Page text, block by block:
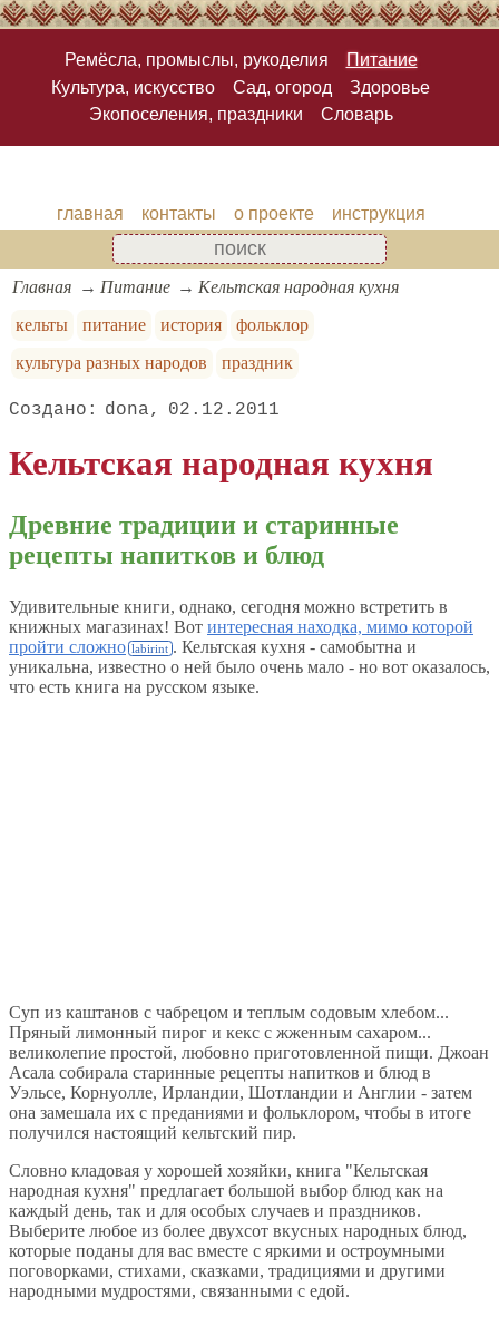
Ремёсла, промыслы, рукоделия
Питание
Культура, искусство
Сад, огород
Здоровье
Экопоселения, праздники
Словарь
главная контакты о проекте инструкция
Главная Питание
Кельтская народная кухня
кельты
питание история
фольклор
культура разных народов
праздник
dona 02.12.2011
Кельтская народная кухня
Древние традиции и старинные
рецепты напитков и блюд
Удивительные книги, однако, сегодня можно встретить в
книжных магазинах! Вот интересная находка, мимо которой
пройти сложно
. Кельтская кухня - самобытна и
уникальна, известно о ней было очень мало - но вот оказалось,
что есть книга на русском языке.
Суп из каштанов с чабрецом и теплым содовым хлебом...
Пряный лимонный пирог и кекс с жженным сахаром...
великолепие простой, любовно приготовленной пищи. Джоан
Асала собирала старинные рецепты напитков и блюд в
Уэльсе, Корнуолле, Ирландии, Шотландии и Англии - затем
она замешала их с преданиями и фольклором, чтобы в итоге
получился настоящий кельтский пир.
Словно кладовая у хорошей хозяйки, книга "Кельтская
народная кухня" предлагает большой выбор блюд как на
каждый день, так и для особых случаев и праздников.
Выберите любое из более двухсот вкусных народных блюд,
которые поданы для вас вместе с яркими и остроумными
поговорками, стихами, сказками, традициями и другими
народными мудростями, связанными с едой.